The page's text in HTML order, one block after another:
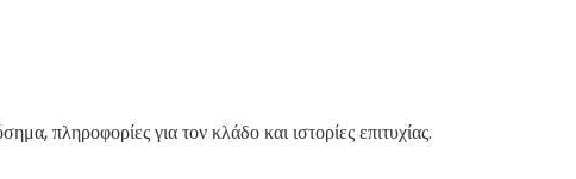
πληροφορίες για τον κλάδο και ιστορίες επιτυχίας.